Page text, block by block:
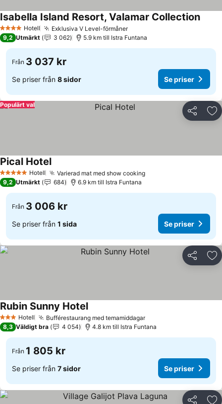
4 StjärnorHotell Exklusiva V Level-förmånerSe priser
Isabella Island Resort, Valamar CollectionSe
9,2 Utmärkt 3 062 5.9 km till Istra Funtana
Från 3 037 kr
Se priser från 8 sidor Se priser
Dela
Populärt val
5 Stjärnor Hotell Varierad mat med show cookingSe priser
Pical HotelSe priser
9,2 Utmärkt 684 6.9 km till Istra Funtana
Från 3 006 kr
Se priser från 1 sida Se priser
Dela
3 StjärnorHotell Bufférestaurang med temamiddagarSe priser
Rubin Sunny HotelSe priser
8,3 Väldigt bra 4 054 4.8 km till Istra Funtana
Från 1 805 kr
Se priser från 7 sidor Se priser